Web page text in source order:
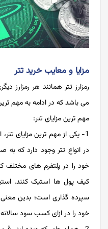
مزایا و معایب خرید تتر
رمزارز تتر همانند هر رمزارز
می باشد که در ادامه به مهم
مهم ترین مزایای تتر:
1- یکی از مهم ترین مزایای
در انواع تتر وجود دارد که
خود را در پلتفرم های مختلف
کیف پول ها استیک کنند.
سپرده گذاری است؛ بدین معنی
خود را در ازای کسب سود